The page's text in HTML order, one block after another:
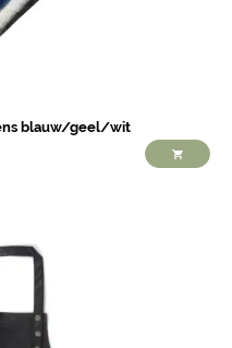
blauw/geel/wit